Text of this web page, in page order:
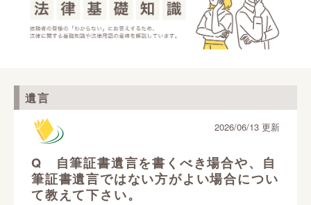
遺言
Q 自筆証書遺言を書くべき場合や、自
筆証書遺言ではない方がよい場合につい
て教えて下さい。
2026/06/13 更新